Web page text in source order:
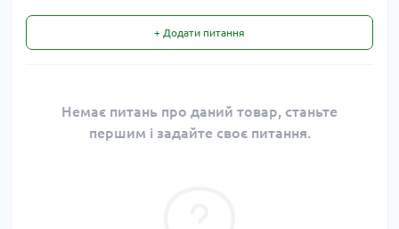
+ Додати питання
Немає питань про даний товар, станьте
першим і задайте своє питання.